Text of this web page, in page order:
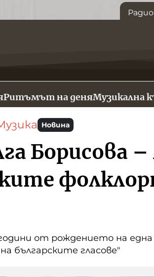
Ритъмът на деняМузикална
Новина
Борисова
от рождението на
българските гласове"